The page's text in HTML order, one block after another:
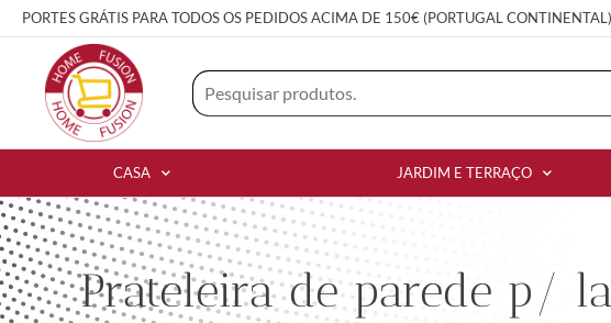
PORTES GRÁTIS PARA TODOS OS PEDIDOS ACIMA DE 150€ (PORTUGAL CONTINENTAL)
CASA JARDIM E TERRAÇO
Prateleira de parede p/